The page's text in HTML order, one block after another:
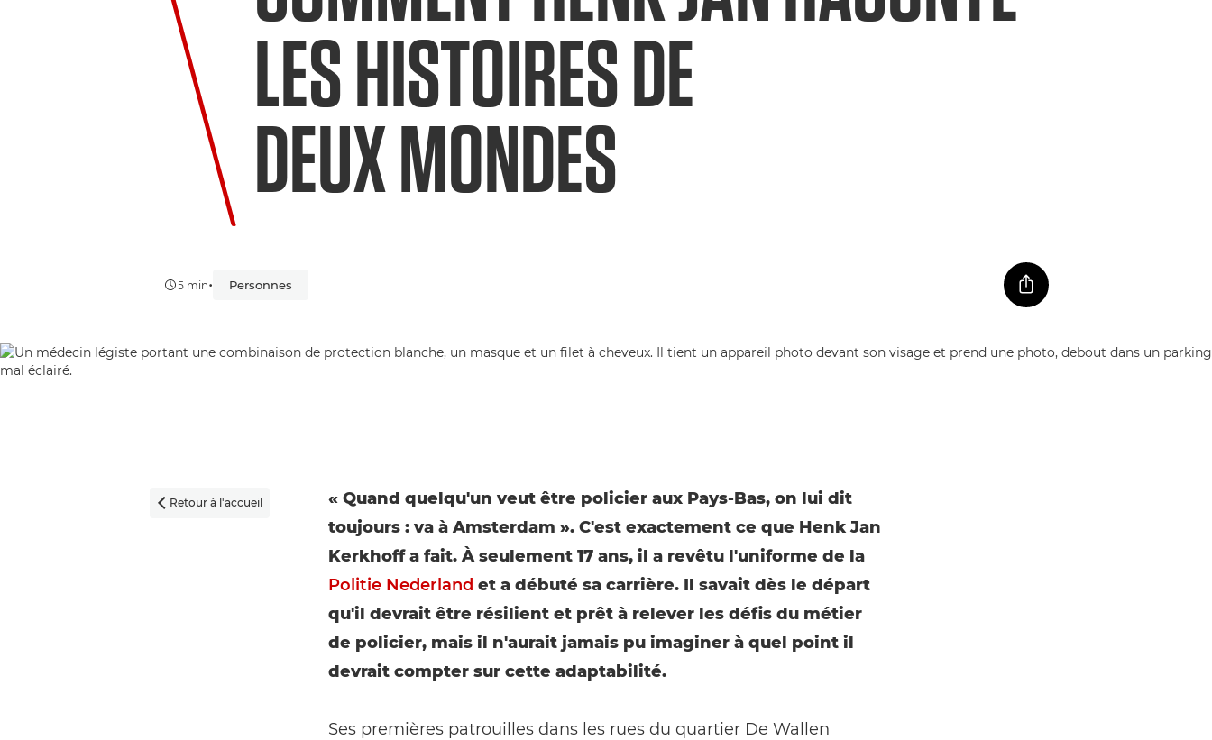
LES HISTOIRES DE
DEUX MONDES
5 min• Personnes
 Retour à l'accueil
« Quand quelqu'un veut être policier aux Pays-Bas, on lui dit
toujours : va à Amsterdam ». C'est exactement ce que Henk Jan
Kerkhoff a fait. À seulement 17 ans, il a revêtu l'uniforme de la
Politie Nederland et a débuté sa carrière. Il savait dès le départ
qu'il devrait être résilient et prêt à relever les défis du métier
de policier, mais il n'aurait jamais pu imaginer à quel point il
devrait compter sur cette adaptabilité.
Ses premières patrouilles dans les rues du quartier De Wallen